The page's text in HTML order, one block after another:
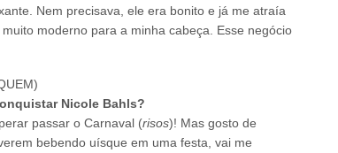
Nem precisava, ele era bonito e já me atraía
moderno para a minha cabeça. Esse negócio
Nicole Bahls?
passar o Carnaval (risos)! Mas gosto de
bebendo uísque em uma festa, vai me